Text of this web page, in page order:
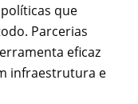
que
Parcerias
eficaz
infraestrutura e